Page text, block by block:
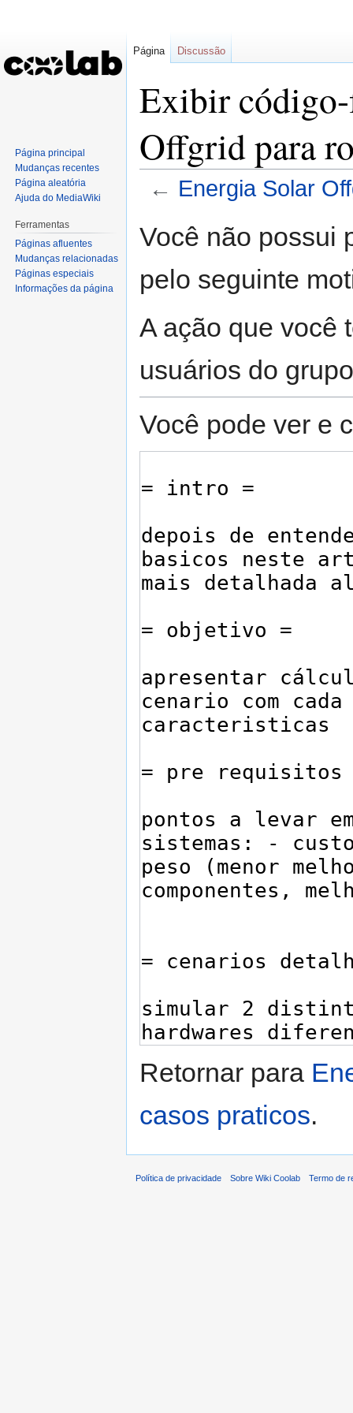
Exibir código-
Offgrid para
← Energia Solar
para
para
Você não possui
pelo seguinte
A ação que você
usuários do
Você pode ver e
Retornar para
casos praticos.
Página Discussão
Página principal
Mudanças recentes
Página aleatória
Ajuda do MediaWiki
Ferramentas
Páginas afluentes
Mudanças relacionadas
Páginas especiais
Informações da página
Política de privacidade Sobre Wiki Coolab Termo de